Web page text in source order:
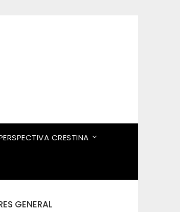
CRESTINA
GENERAL